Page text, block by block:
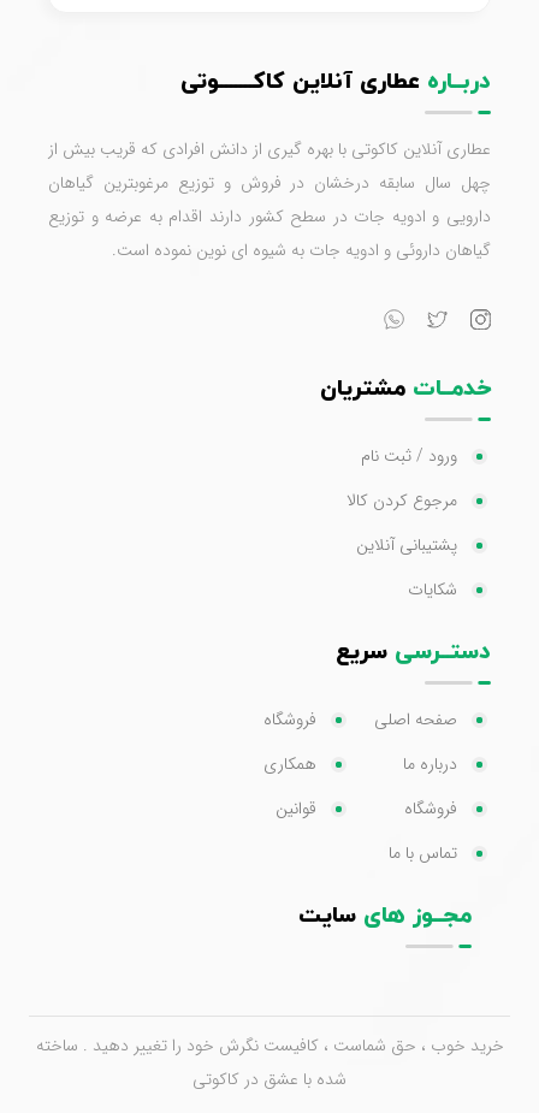
دربــاره عطاری آنلاین کاکـــــــوتی
عطاری آنلاین کاکوتی با بهره گیری از دانش افرادی که قریب بیش از
چهل سال سابقه درخشان در فروش و توزیع مرغوبترین گیاهان
دارویی و ادویه جات در سطح کشور دارند اقدام به عرضه و توزیع
گیاهان داروئی و ادویه جات به شیوه ای نوین نموده است.
خدمــات مشتریان
ورود / ثبت نام
مرجوع کردن کالا
پشتیبانی آنلاین
شکایات
دستــرسی سریع
صفحه اصلی
درباره ما
فروشگاه
تماس با ما
فروشگاه
همکاری
قوانین
مجــوز های سایت
خرید خوب ، حق شماست ، کافیست نگرش خود را تغییر دهید . ساخته
شده با عشق در کاکوتی